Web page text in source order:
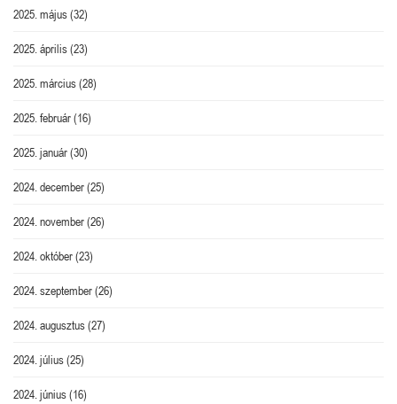
2025. május(32)
2025. április(23)
2025. március(28)
2025. február(16)
2025. január(30)
2024. december(25)
2024. november(26)
2024. október(23)
2024. szeptember(26)
2024. augusztus(27)
2024. július(25)
2024. június(16)